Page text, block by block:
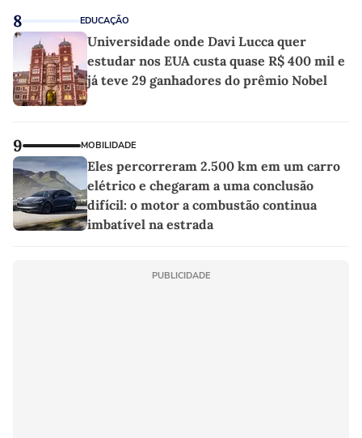
8 EDUCAÇÃO
Universidade onde Davi Lucca quer
estudar nos EUA custa quase R$ 400 mil e
já teve 29 ganhadores do prêmio Nobel
9 MOBILIDADE
Eles percorreram 2.500 km em um carro
elétrico e chegaram a uma conclusão
difícil: o motor a combustão continua
imbatível na estrada
PUBLICIDADE